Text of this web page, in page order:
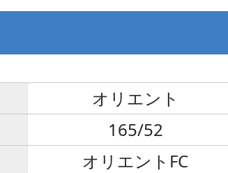
オリエント
165/52
オリエントFC